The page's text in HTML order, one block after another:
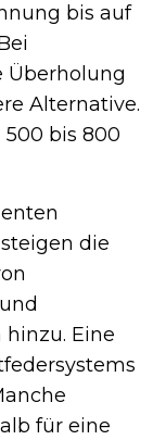
bis auf
Überholung
Alternative.
bis 800
die
Eine
für eine